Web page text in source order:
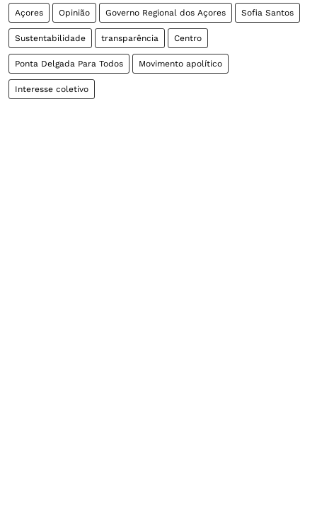
Açores Opinião Governo Regional dos Açores Sofia Santos
Sustentabilidade transparência Centro
Ponta Delgada Para Todos Movimento apolítico
Interesse coletivo